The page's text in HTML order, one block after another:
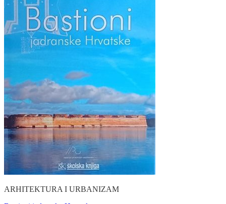
ARHITEKTURA I URBANIZAM